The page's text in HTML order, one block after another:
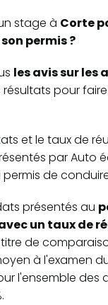
stage à Corte
permis ?
les avis sur les
résultats pour
et le taux de
par Auto
de
présentés au
un taux de
titre de
à l'examen
l'ensemble des